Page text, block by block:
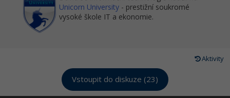
Unicorn University - prestižní soukromé
vysoké škole IT a ekonomie.
Aktivity
Vstoupit do diskuze (23)